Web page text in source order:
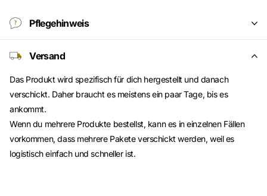
Pflegehinweis
Versand
Das Produkt wird spezifisch für dich hergestellt und danach
verschickt. Daher braucht es meistens ein paar Tage, bis es
ankommt.
Wenn du mehrere Produkte bestellst, kann es in einzelnen Fällen
vorkommen, dass mehrere Pakete verschickt werden, weil es
logistisch einfach und schneller ist.